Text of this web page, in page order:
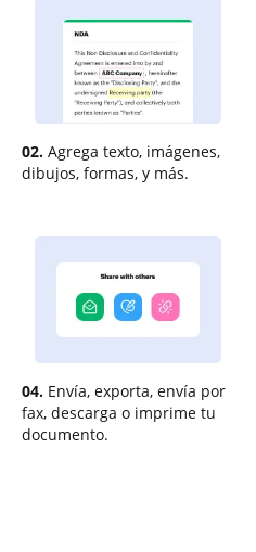
02. Agrega texto, imágenes,
dibujos, formas, y más.
04. Envía, exporta, envía por
fax, descarga o imprime tu
documento.